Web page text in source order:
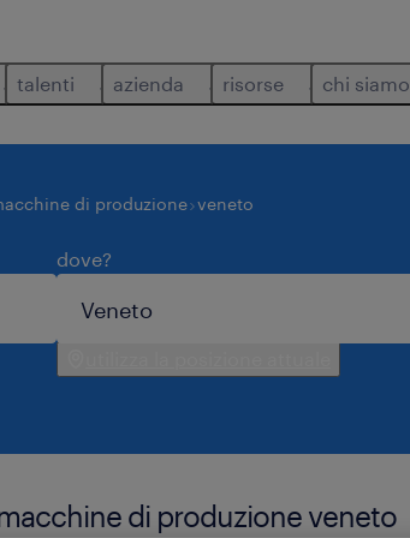
talenti azienda risorse chi siamo
di produzione veneto
dove?
di produzione veneto